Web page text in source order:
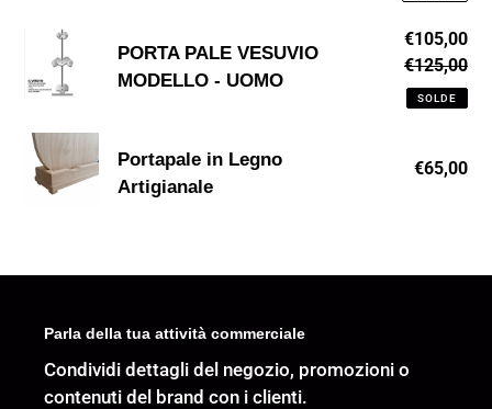
REGGI
PALE
A
PORTA
PALE
VESUVIO
MODELLO
UOMO
PORTA PALE VESUVIO
MODELLO - UOMO
Prix
réduit
€105,00
€125,00
SOLDE
Portapale
in
Portapale in Legno
Artigianale
€65,00
Parla della tua attività commerciale
Condividi dettagli del negozio, promozioni o
contenuti del brand con i clienti.